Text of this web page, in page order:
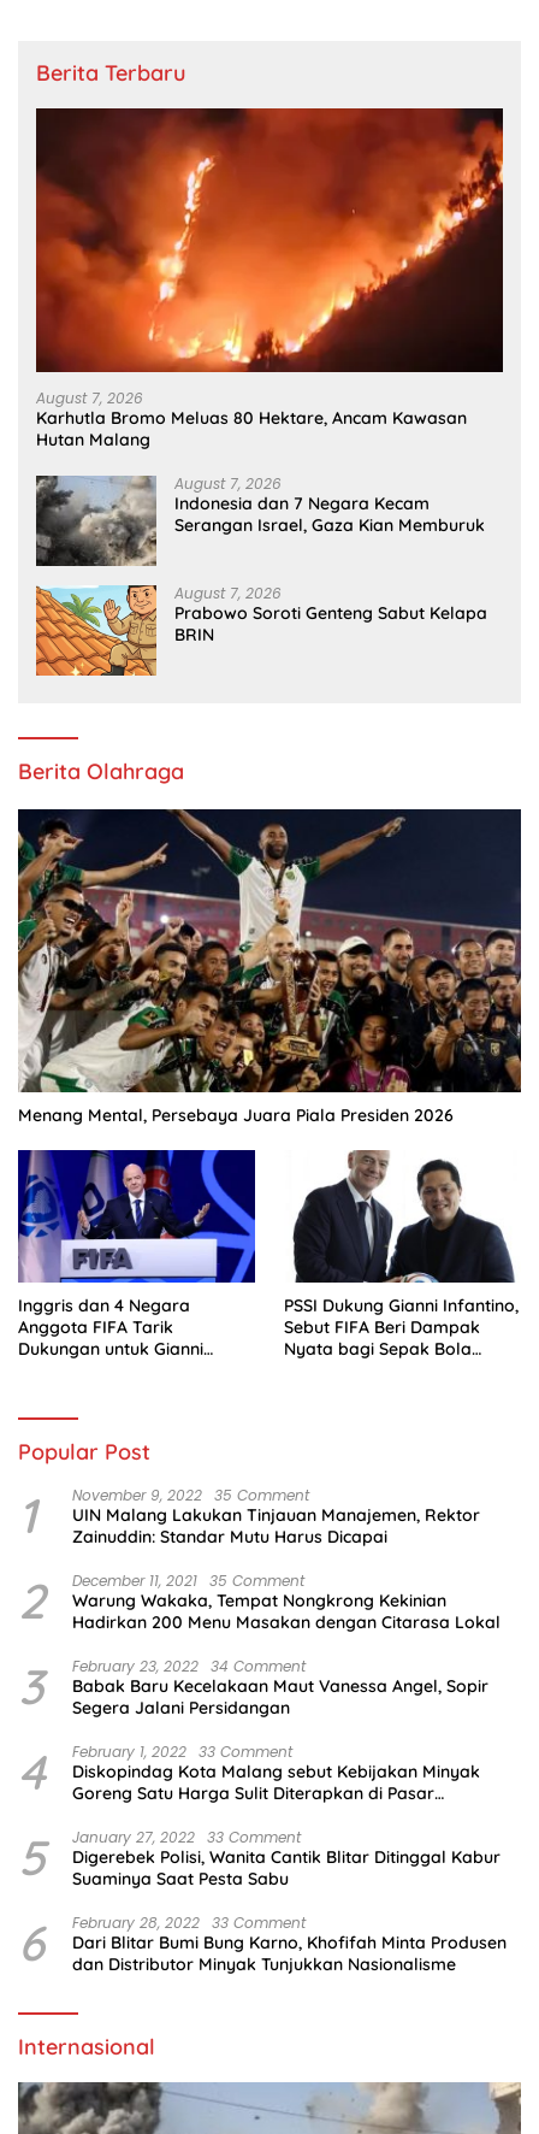
Berita Terbaru
August 7, 2026
Karhutla Bromo Meluas 80 Hektare, Ancam Kawasan
Hutan Malang
August 7, 2026
Indonesia dan 7 Negara Kecam
Serangan Israel, Gaza Kian Memburuk
August 7, 2026
Prabowo Soroti Genteng Sabut Kelapa
BRIN
Berita Olahraga
Menang Mental, Persebaya Juara Piala Presiden 2026
Inggris dan 4 Negara
Anggota FIFA Tarik
Dukungan untuk Gianni
PSSI Dukung Gianni Infantino,
Sebut FIFA Beri Dampak
Nyata bagi Sepak Bola
Popular Post
1 November 9, 2022 35 Comment
UIN Malang Lakukan Tinjauan Manajemen, Rektor
Zainuddin: Standar Mutu Harus Dicapai
2 December 11, 2021 35 Comment
Warung Wakaka, Tempat Nongkrong Kekinian
Hadirkan 200 Menu Masakan dengan Citarasa Lokal
3 February 23, 2022 34 Comment
Babak Baru Kecelakaan Maut Vanessa Angel, Sopir
Segera Jalani Persidangan
4 February 1, 2022 33 Comment
Diskopindag Kota Malang sebut Kebijakan Minyak
Goreng Satu Harga Sulit Diterapkan di Pasar
5 January 27, 2022 33 Comment
Digerebek Polisi, Wanita Cantik Blitar Ditinggal Kabur
Suaminya Saat Pesta Sabu
6 February 28, 2022 33 Comment
Dari Blitar Bumi Bung Karno, Khofifah Minta Produsen
dan Distributor Minyak Tunjukkan Nasionalisme
Internasional